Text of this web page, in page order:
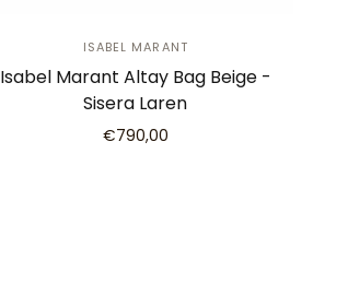
ISABEL MARANT
Isabel Marant Altay Bag Beige -
Sisera Laren
€790,00